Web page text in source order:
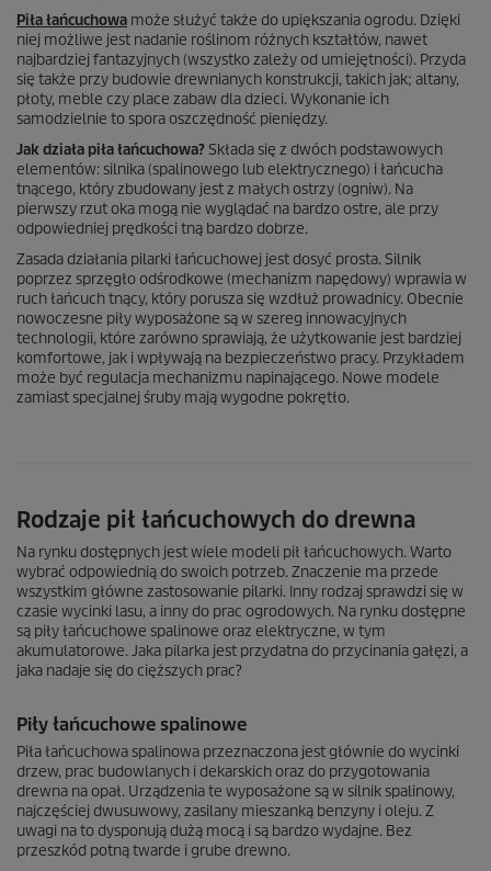
Piła łańcuchowa może służyć także do upiększania ogrodu. Dzięki
niej możliwe jest nadanie roślinom różnych kształtów, nawet
najbardziej fantazyjnych (wszystko zależy od umiejętności). Przyda
się także przy budowie drewnianych konstrukcji, takich jak; altany,
płoty, meble czy place zabaw dla dzieci. Wykonanie ich
samodzielnie to spora oszczędność pieniędzy.
Jak działa piła łańcuchowa? Składa się z dwóch podstawowych
elementów: silnika (spalinowego lub elektrycznego) i łańcucha
tnącego, który zbudowany jest z małych ostrzy (ogniw). Na
pierwszy rzut oka mogą nie wyglądać na bardzo ostre, ale przy
odpowiedniej prędkości tną bardzo dobrze.
Zasada działania pilarki łańcuchowej jest dosyć prosta. Silnik
poprzez sprzęgło odśrodkowe (mechanizm napędowy) wprawia w
ruch łańcuch tnący, który porusza się wzdłuż prowadnicy. Obecnie
nowoczesne piły wyposażone są w szereg innowacyjnych
technologii, które zarówno sprawiają, że użytkowanie jest bardziej
komfortowe, jak i wpływają na bezpieczeństwo pracy. Przykładem
może być regulacja mechanizmu napinającego. Nowe modele
zamiast specjalnej śruby mają wygodne pokrętło.
Rodzaje pił łańcuchowych do drewna
Na rynku dostępnych jest wiele modeli pił łańcuchowych. Warto
wybrać odpowiednią do swoich potrzeb. Znaczenie ma przede
wszystkim główne zastosowanie pilarki. Inny rodzaj sprawdzi się w
czasie wycinki lasu, a inny do prac ogrodowych. Na rynku dostępne
są piły łańcuchowe spalinowe oraz elektryczne, w tym
akumulatorowe. Jaka pilarka jest przydatna do przycinania gałęzi, a
jaka nadaje się do cięższych prac?
Piły łańcuchowe spalinowe
Piła łańcuchowa spalinowa przeznaczona jest głównie do wycinki
drzew, prac budowlanych i dekarskich oraz do przygotowania
drewna na opał. Urządzenia te wyposażone są w silnik spalinowy,
najczęściej dwusuwowy, zasilany mieszanką benzyny i oleju. Z
uwagi na to dysponują dużą mocą i są bardzo wydajne. Bez
przeszkód potną twarde i grube drewno.